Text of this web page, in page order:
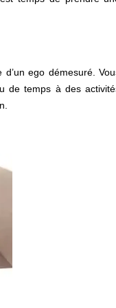
ego démesuré.
de temps à des